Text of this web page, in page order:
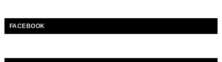
FACEBOOK